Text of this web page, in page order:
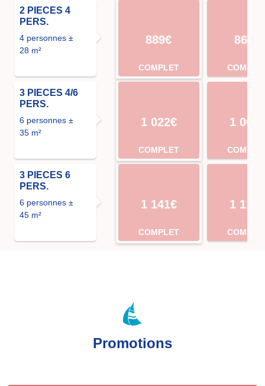
2 PIECES 4
PERS.
4 personnes ±
28 m²
3 PIECES 4/6
PERS.
6 personnes ±
35 m²
3 PIECES 6
PERS.
6 personnes ±
45 m²
889€
COMPLET
1 022€
COMPLET
1 141€
COMPLET
869€
1 000€
1 118€
Promotions